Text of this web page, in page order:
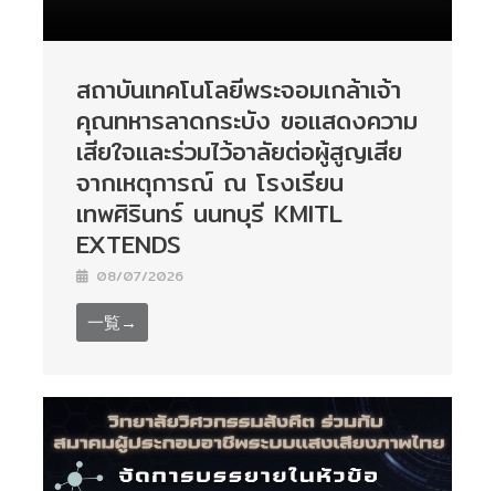
สถาบันเทคโนโลยีพระจอมเกล้าเจ้า
คุณทหารลาดกระบัง ขอแสดงความ
เสียใจและร่วมไว้อาลัยต่อผู้สูญเสีย
จากเหตุการณ์ ณ โรงเรียน
เทพศิรินทร์ นนทบุรี KMITL
EXTENDS
08/07/2026
一覧→